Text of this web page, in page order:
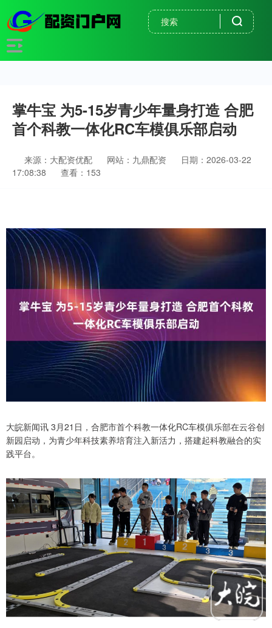
掌牛宝 为5-15岁青少年量身打造 合肥
首个科教一体化RC车模俱乐部启动
来源：大配资优配 网站：九鼎配资
日期：2026-03-22
17:08:38
查看：153
大皖新闻讯 3月21日，合肥市首个科教一体化RC车模俱乐部在云谷创
新园启动，为青少年科技素养培育注入新活力，搭建起科教融合的实
践平台。